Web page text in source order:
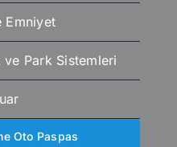
Emniyet
ve Park Sistemleri
Oto Paspas